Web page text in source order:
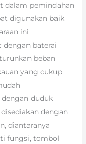
dalam pemindahan
digunakan baik
ini
dengan baterai
beban
yang cukup
duduk
dengan
diantaranya
fungsi, tombol